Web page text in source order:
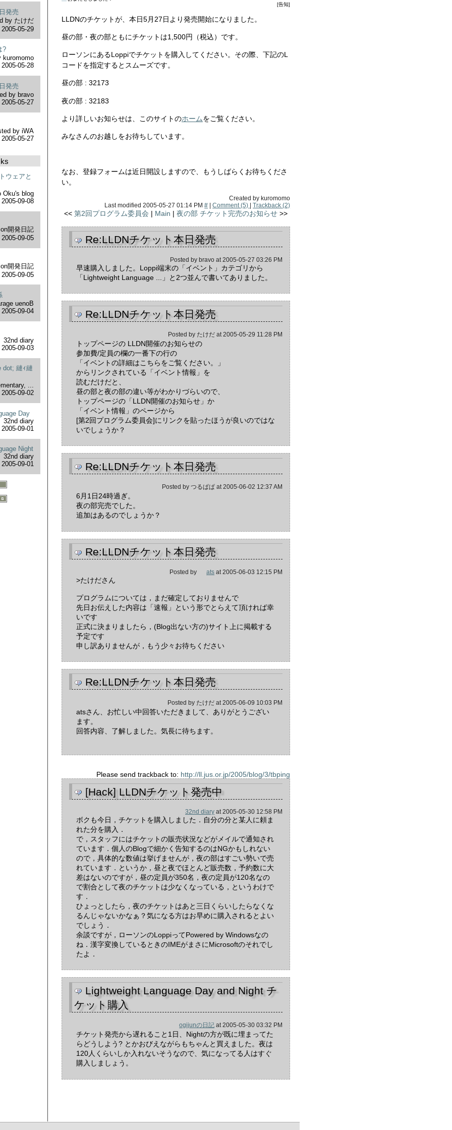
発売
by たけだ
2005-05-29
?
kuromomo
2005-05-28
発売
by bravo
2005-05-27
by iWA
2005-05-27
ウェアと
Oku's blog
2005-09-08
開発日記
2005-09-05
開発日記
2005-09-05
uenoB
2005-09-04
32nd diary
2005-09-03
dot; 縺ｨ縺
...
2005-09-02
Day
32nd diary
2005-09-01
Night
32nd diary
2005-09-01
[告知]
LLDNのチケットが、本日5月27日より発売開始になりました。
昼の部・夜の部ともにチケットは1,500円（税込）です。
ローソンにあるLoppiでチケットを購入してください。その際、下記のL
コードを指定するとスムーズです。
昼の部 : 32173
夜の部 : 32183
より詳しいお知らせは、このサイトのホームをご覧ください。
みなさんのお越しをお待ちしています。
なお、登録フォームは近日開設しますので、もうしばらくお待ちくださ
い。
Created by kuromomo
Last modified2005-05-27 01:14 PM# |Comment(5) |Trackback(2)
<<第2回プログラム委員会 | Main |夜の部 チケット完売のお知らせ >>
Re:LLDNチケット本日発売
Posted by bravo at2005-05-27 03:26 PM
早速購入しました。Loppi端末の「イベント」カテゴリから
「Lightweight Language ...」と2つ並んで書いてありました。
Re:LLDNチケット本日発売
Posted by たけだ at2005-05-29 11:28 PM
トップページの LLDN開催のお知らせの
参加費/定員の欄の一番下の行の
「イベントの詳細はこちらをご覧ください。」
からリンクされている「イベント情報」を
読むだけだと、
昼の部と夜の部の違い等がわかりづらいので、
トップページの「LLDN開催のお知らせ」か
「イベント情報」のページから
[第2回プログラム委員会]にリンクを貼ったほうが良いのではな
いでしょうか？
Re:LLDNチケット本日発売
Posted by つるぱぱ at2005-06-02 12:37 AM
6月1日24時過ぎ。
夜の部完売でした。
追加はあるのでしょうか？
Re:LLDNチケット本日発売
Posted by ats at 2005-06-03 12:15 PM
>たけださん
プログラムについては，まだ確定しておりませんで
先日お伝えした内容は「速報」という形でとらえて頂ければ幸
いです
正式に決まりましたら，(Blog出ない方の)サイト上に掲載する
予定です
申し訳ありませんが，もう少々お待ちください
Re:LLDNチケット本日発売
Posted by たけだ at2005-06-09 10:03 PM
atsさん、お忙しい中回答いただきまして、ありがとうござい
ます。
回答内容、了解しました。気長に待ちます。
Please send trackback to: http://ll.jus.or.jp/2005/blog/3/tbping
[Hack] LLDNチケット発売中
32nd diary at2005-05-30 12:58 PM
ボクも今日，チケットを購入しました．自分の分と某人に頼ま
れた分を購入．
で，スタッフにはチケットの販売状況などがメイルで通知され
ています．個人のBlogで細かく告知するのはNGかもしれない
ので，具体的な数値は挙げませんが，夜の部はすごい勢いで売
れています．というか，昼と夜でほとんど販売数，予約数に大
差はないのですが，昼の定員が350名，夜の定員が120名なの
で割合として夜のチケットは少なくなっている，というわけで
す．
ひょっとしたら，夜のチケットはあと三日くらいしたらなくな
るんじゃないかなぁ？気になる方はお早めに購入されるとよい
でしょう．
余談ですが，ローソンのLoppiってPowered by Windowsなの
ね．漢字変換しているときのIMEがまさにMicrosoftのそれでし
たよ．
Lightweight Language Day and Night チ
ケット購入
ogijunの日記 at2005-05-30 03:32 PM
チケット発売から遅れること1日、Nightの方が既に埋まってた
らどうしよう? とかおびえながらもちゃんと買えました。夜は
120人くらいしか入れないそうなので、気になってる人はすぐ
購入しましょう。